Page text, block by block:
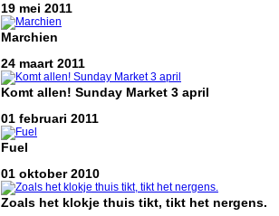
19 mei 2011
Marchien
24 maart 2011
Komt allen! Sunday Market 3 april
01 februari 2011
Fuel
01 oktober 2010
Zoals het klokje thuis tikt, tikt het nergens.